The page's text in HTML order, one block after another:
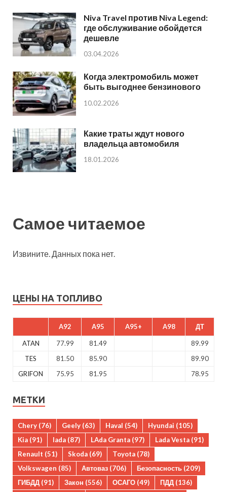
Niva Travel против Niva Legend:
где обслуживание обойдется
дешевле
03.04.2026
Когда электромобиль может
быть выгоднее бензинового
10.02.2026
Какие траты ждут нового
владельца автомобиля
18.01.2026
Самое читаемое
Извините. Данных пока нет.
ЦЕНЫ НА ТОПЛИВО
A92 A95 A95+ A98 ДТ
ATAN 77.99 81.49
89.99
TES
81.50 85.90
89.90
GRIFON
75.95 81.95 78.95
МЕТКИ
Chery (76) Geely (63) Haval (54) Hyundai (105)
Kia (91) lada (87) LAda Granta (97) Lada Vesta (91)
Renault (51) Skoda (69) Toyota (78)
Volkswagen (85) Автоваз (706) Безопасность (209)
ГИБДД (91) Закон (556) ОСАГО (49) ПДД (136)